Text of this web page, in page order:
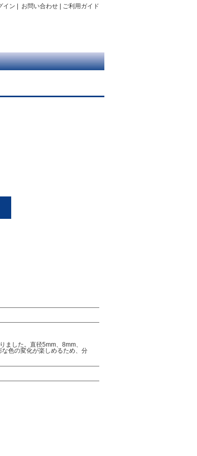
イン お問い合わせ ご利用ガイド
ました。直径5mm、8mm、
色の変化が楽しめるため、分